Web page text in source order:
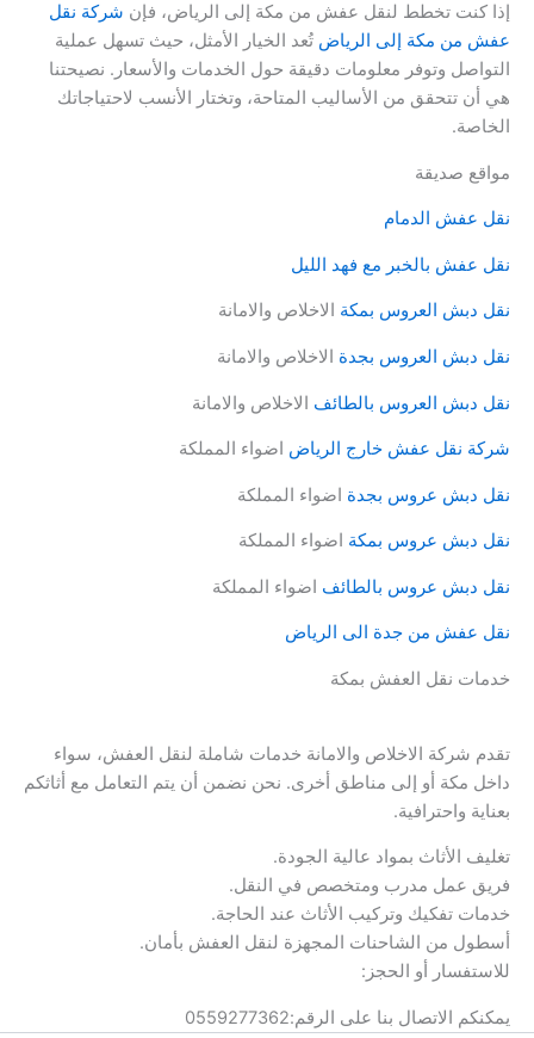
إذا كنت تخطط لنقل عفش من مكة إلى الرياض، فإن شركة نقل
عفش من مكة إلى الرياض تُعد الخيار الأمثل، حيث تسهل عملية
التواصل وتوفر معلومات دقيقة حول الخدمات والأسعار. نصيحتنا
هي أن تتحقق من الأساليب المتاحة، وتختار الأنسب لاحتياجاتك
الخاصة.
مواقع صديقة
نقل عفش الدمام
نقل عفش بالخبر مع فهد الليل
نقل دبش العروس بمكة الاخلاص والامانة
نقل دبش العروس بجدة الاخلاص والامانة
نقل دبش العروس بالطائف الاخلاص والامانة
شركة نقل عفش خارج الرياض اضواء المملكة
نقل دبش عروس بجدة اضواء المملكة
نقل دبش عروس بمكة اضواء المملكة
نقل دبش عروس بالطائف اضواء المملكة
نقل عفش من جدة الى الرياض
خدمات نقل العفش بمكة
تقدم شركة الاخلاص والامانة خدمات شاملة لنقل العفش، سواء
داخل مكة أو إلى مناطق أخرى. نحن نضمن أن يتم التعامل مع أثاثكم
بعناية واحترافية.
تغليف الأثاث بمواد عالية الجودة.
فريق عمل مدرب ومتخصص في النقل.
خدمات تفكيك وتركيب الأثاث عند الحاجة.
أسطول من الشاحنات المجهزة لنقل العفش بأمان.
للاستفسار أو الحجز:
يمكنكم الاتصال بنا على الرقم:0559277362